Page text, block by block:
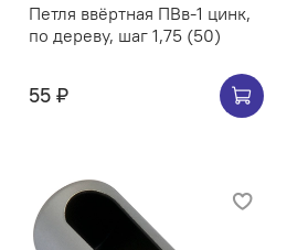
Петля ввёртная ПВв-1 цинк,
по дереву, шаг 1,75 (50)
55 ₽